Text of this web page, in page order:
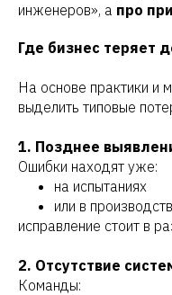
инженеров», а про
Где бизнес теряет
На основе практики и
выделить типовые
1. Позднее
Ошибки находят уже:
на испытаниях
или в
исправление стоит в
2. Отсутствие
Команды: